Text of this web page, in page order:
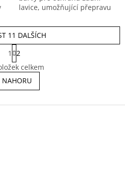
lavice, umožňující přepravu
znečištěných předmětů.
O
v
l
á
11 DALŠÍCH
S
t
r
á
n
k
v
1
2
celkem
NAHORU